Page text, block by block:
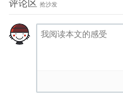
评论区 抢沙发